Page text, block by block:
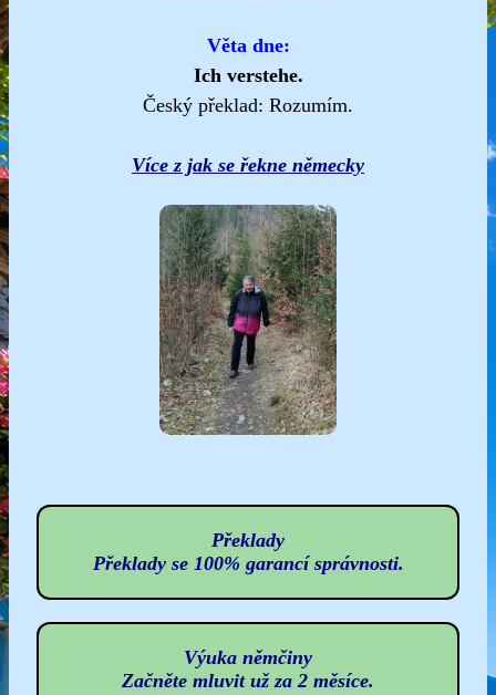
Věta dne:
Ich verstehe.
Český překlad: Rozumím.
Více z jak se řekne německy
Překlady
Překlady se 100% garancí správnosti.
Výuka němčiny
Začněte mluvit už za 2 měsíce.